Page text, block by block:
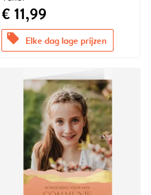
€ 11,99
offers Elke dag lage prijzen